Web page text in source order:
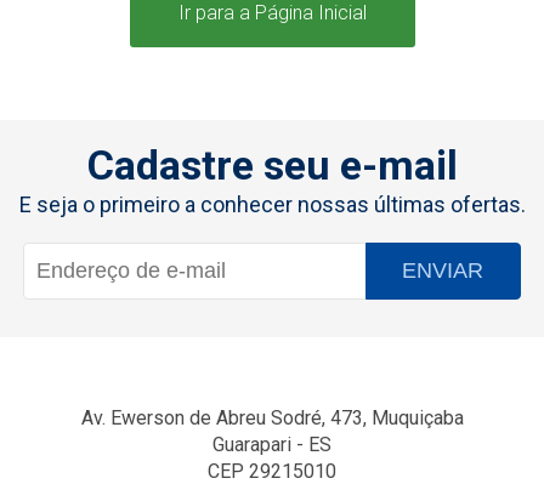
Ir para a Página Inicial
Cadastre seu e-mail
E seja o primeiro a conhecer nossas últimas ofertas.
ENVIAR
Av. Ewerson de Abreu Sodré, 473, Muquiçaba
Guarapari - ES
CEP 29215010